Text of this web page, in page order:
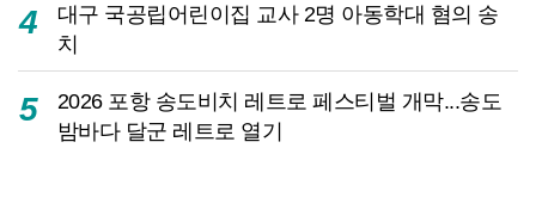
4
대구 국공립어린이집 교사 2명 아동학대 혐의 송
치
5
2026 포항 송도비치 레트로 페스티벌 개막...송도
밤바다 달군 레트로 열기